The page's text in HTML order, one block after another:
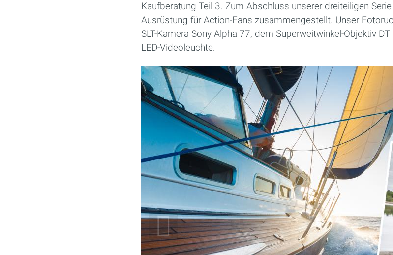
Kaufberatung Teil 3. Zum Abschluss unserer dreiteiligen
Ausrüstung für Action-Fans zusammengestellt. Unser
SLT-Kamera Sony Alpha 77, dem Superweitwinkel-Objektiv
LED-Videoleuchte.